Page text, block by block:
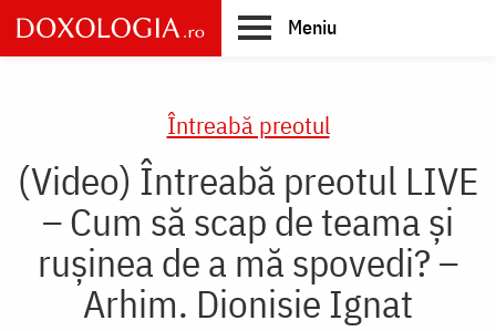
Skip
to
main
Meniu
Întreabă preotul
(Video) Întreabă preotul LIVE
– Cum să scap de teama și
rușinea de a mă spovedi? –
Arhim. Dionisie Ignat